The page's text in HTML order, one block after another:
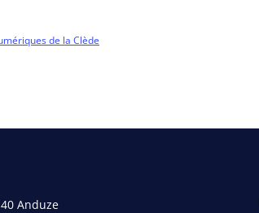
de la Clède
Anduze